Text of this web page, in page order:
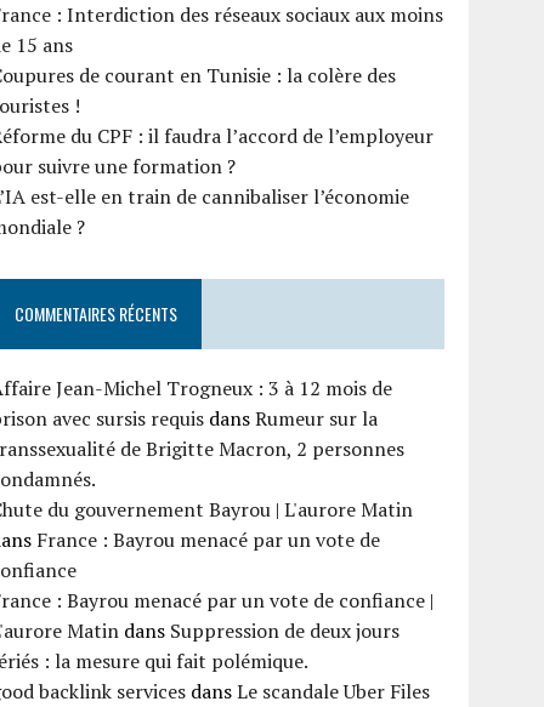
: Interdiction des réseaux sociaux aux moins
15 ans
de courant en Tunisie : la colère des
!
du CPF : il faudra l’accord de l’employeur
suivre une formation ?
est-elle en train de cannibaliser l’économie
?
COMMENTAIRES RÉCENTS
Jean-Michel Trogneux : 3 à 12 mois de
avec sursis requis dansRumeur sur la
de Brigitte Macron, 2 personnes
du gouvernement Bayrou | L'aurore Matin
France : Bayrou menacé par un vote de
: Bayrou menacé par un vote de confiance |
Matin dans Suppression de deux jours
: la mesure qui fait polémique.
backlink services dansLe scandale Uber Files